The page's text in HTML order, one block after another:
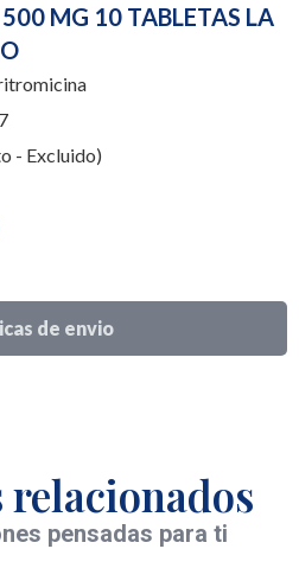
de envio
MG 10 TABLETAS LA
- Excluido)
pensadas para ti